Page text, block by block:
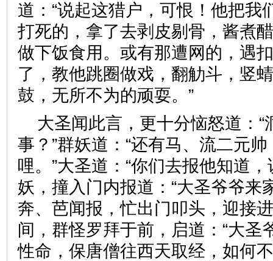
道：“说起这猎户，可恨！他把我
打死的，拿了去剥皮剔骨，酱煮
做下饭食用。或有那遭网的，遇
了，教他跳圈做戏，翻觔斗，竖
鼓，无所不为的顽耍。”
大圣闻此言，更十分恼怒道：“
事？”群妖道：“还有马、流二元
哩。”大圣道：“你们去报他知道
妖，撞入门内报道：“大圣爷爷来
奔、芭闻报，忙出门叩头，迎接
间，群怪罗拜于前，启道：“大圣
性命，保唐僧往西天取经，如何